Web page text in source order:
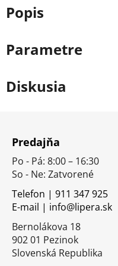
Popis
Parametre
Diskusia
Predajňa
Po - Pá: 8:00 – 16:30
So - Ne: Zatvorené
Telefon | 911 347 925
E-mail | info@lipera.sk
Bernolákova 18
902 01 Pezinok
Slovenská Republika